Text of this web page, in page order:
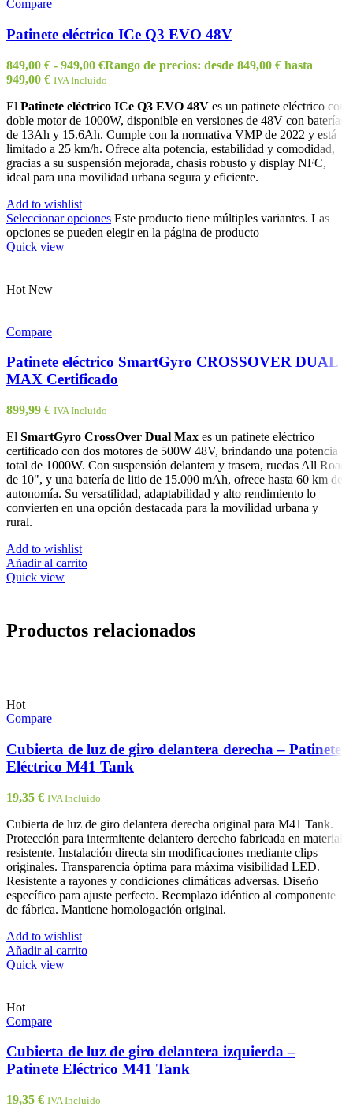
Compare
Patinete eléctrico ICe Q3 EVO 48V
849,00 € - 949,00 €Rango de precios: desde 849,00 € hasta
949,00 € IVA Incluido
El Patinete eléctrico ICe Q3 EVO 48V es un patinete eléctrico con
doble motor de 1000W, disponible en versiones de 48V con baterías
de 13Ah y 15.6Ah. Cumple con la normativa VMP de 2022 y está
limitado a 25 km/h. Ofrece alta potencia, estabilidad y comodidad,
gracias a su suspensión mejorada, chasis robusto y display NFC,
ideal para una movilidad urbana segura y eficiente.
Add to wishlist
Seleccionar opciones Este producto tiene múltiples variantes. Las
opciones se pueden elegir en la página de producto
Quick view
Hot New
Compare
Patinete eléctrico SmartGyro CROSSOVER DUAL
MAX Certificado
899,99 € IVA Incluido
El SmartGyro CrossOver Dual Max es un patinete eléctrico
certificado con dos motores de 500W 48V, brindando una potencia
total de 1000W. Con suspensión delantera y trasera, ruedas All Road
de 10", y una batería de litio de 15.000 mAh, ofrece hasta 60 km de
autonomía. Su versatilidad, adaptabilidad y alto rendimiento lo
convierten en una opción destacada para la movilidad urbana y
rural.
Add to wishlist
Añadir al carrito
Quick view
Productos relacionados
Hot
Compare
Cubierta de luz de giro delantera derecha – Patinete
Eléctrico M41 Tank
19,35 € IVA Incluido
Cubierta de luz de giro delantera derecha original para M41 Tank.
Protección para intermitente delantero derecho fabricada en material
resistente. Instalación directa sin modificaciones mediante clips
originales. Transparencia óptima para máxima visibilidad LED.
Resistente a rayones y condiciones climáticas adversas. Diseño
específico para ajuste perfecto. Reemplazo idéntico al componente
de fábrica. Mantiene homologación original.
Add to wishlist
Añadir al carrito
Quick view
Hot
Compare
Cubierta de luz de giro delantera izquierda –
Patinete Eléctrico M41 Tank
19,35 € IVA Incluido